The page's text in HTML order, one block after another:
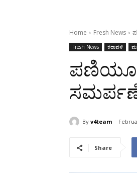
Home Fresh News
Fresh News ಕರಾವಳಿ
By v4team
Share